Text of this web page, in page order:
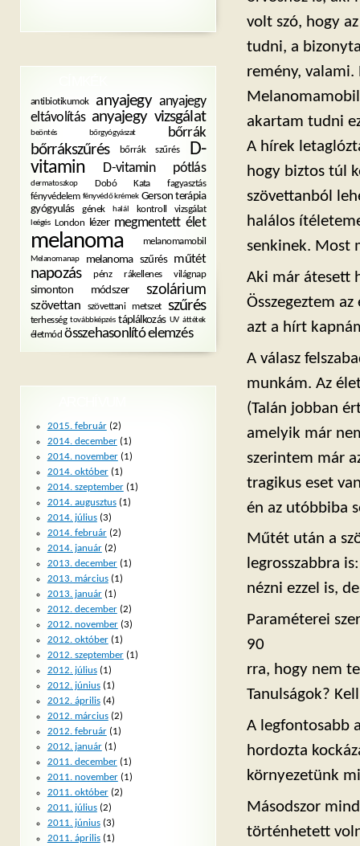
volt szó, hogy
tudni, a
remény,
akartam tudni
A hírek
hogy biztos túl
szövettanból
halálos
senkinek. Most
Aki már átesett
Összegeztem
azt a hírt
A válasz
munkám. Az
(Talán jobban
amelyik már
szerintem már
tragikus eset
én az utóbbiba
Műtét után a
legrosszabbra
nézni ezzel is,
Paraméterei
90
rra, hogy nem
Tanulságok?
A legfontosabb
hordozta
környezetünk
Másodszor
történhetett
antibiotikumok anyajegy anyajegy
eltávolítás anyajegy vizsgálat
beöntés bőrgyógyászat bőrrák
bőrrákszűrés bőrrák szűrés
D-
vitamin
D-vitamin pótlás
dermatoszkop Dobó Kata
fagyasztás
fényvédelem fényvédő krémek Gerson terápia
gyógyulás
gének halál kontroll vizsgálat
leégés London lézer megmentett élet
melanoma melanomamobil
Melanomanap melanoma szűrés műtét
napozás pénz rákellenes világnap
simonton módszer szolárium
szövettan szövettani metszet szűrés
terhesség továbbképzés táplálkozás UV áttétek
életmód összehasonlító elemzés
2015. február(2)
2014. december(1)
2014. november(1)
2014. október(1)
2014. szeptember(1)
2014. augusztus(1)
2014. július(3)
2014. február(2)
2014. január(2)
2013. december(1)
2013. március(1)
2013. január(1)
2012. december(2)
2012. november(3)
2012. október(1)
2012. szeptember(1)
2012. július(1)
2012. június(1)
2012. április(4)
2012. március(2)
2012. február(1)
2012. január(1)
2011. december(1)
2011. november(1)
2011. október(2)
2011. július(2)
2011. június(3)
2011. április(1)